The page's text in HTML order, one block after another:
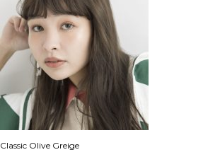
Classic Olive Greige